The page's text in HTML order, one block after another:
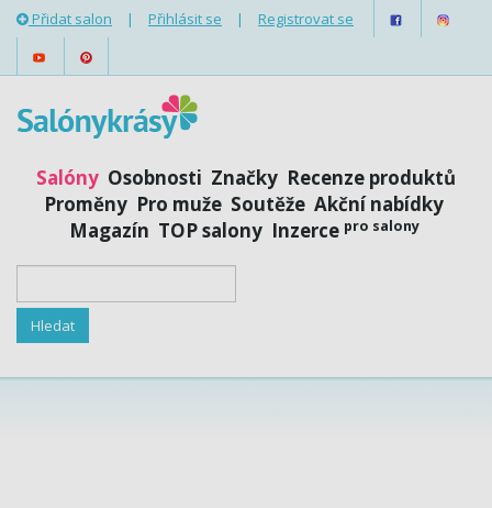
Přidat salon | Přihlásit se | Registrovat se
Salóny Osobnosti Značky Recenze produktů
Proměny Pro muže Soutěže Akční nabídky
Magazín TOP salony Inzerce pro salony